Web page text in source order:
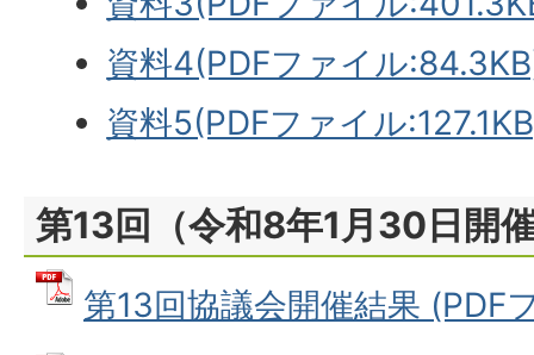
資料4(PDFファイル
資料5(PDFファイル
第13回（令和8年1月30日開
第13回協議会開催結果 (PDF